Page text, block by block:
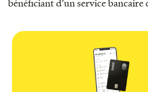
bénéficiant d’un service bancaire